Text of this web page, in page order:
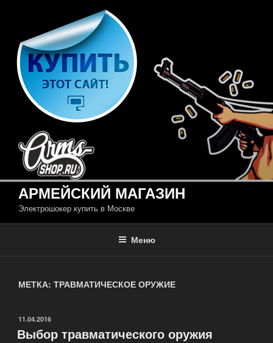
содержимому
АРМЕЙСКИЙ МАГАЗИН
Электрошокер купить в Москве
Меню
МЕТКА: ТРАВМАТИЧЕСКОЕ ОРУЖИЕ
ОПУБЛИКОВАНО
11.04.2016
Выбор травматического оружия